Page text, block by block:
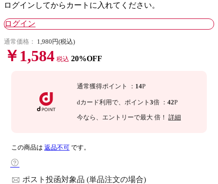
ログインしてからカートに入れてください。
ログイン
通常価格： 1,980円(税込)
￥1,584 税込 20%OFF
通常獲得ポイント ： 14P
dカード利用で、 ポイント 3倍 ： 42P
今なら 、エントリーで最大 倍！ 詳細
この商品は 返品不可 です。
ポスト投函対象品 (単品注文の場合)